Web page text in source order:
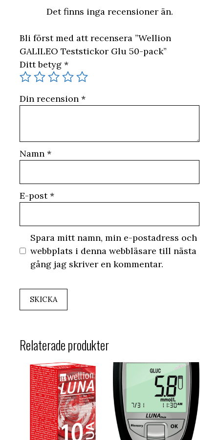
Det finns inga recensioner än.
Bli först med att recensera ”Wellion
GALILEO Teststickor Glu 50-pack”
Ditt betyg *
Din recension *
Namn *
E-post*
Spara mitt namn, min e-postadress och
webbplats i denna webbläsare till nästa
gång jag skriver en kommentar.
Relaterade produkter